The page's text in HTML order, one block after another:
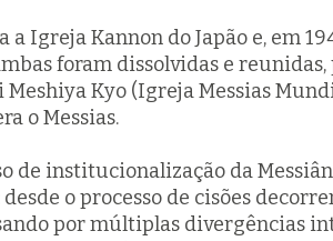
a Igreja Kannon do Japão e, em
foram dissolvidas e
Meshiya Kyo (Igreja Messias
o Messias.
de institucionalização da
o processo de cisões
por múltiplas divergências